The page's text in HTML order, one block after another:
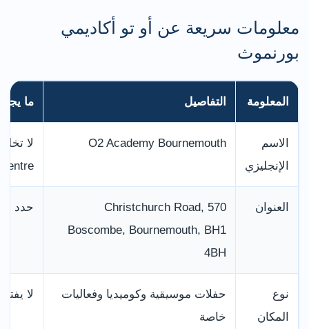
معلومات سريعة عن أو تو أكاديمي
بورنموث
المعلومة التفاصيل ما يجب
الاسم
الإنجليزي
O2 Academy Bournemouth
Centre أو Pavilion Theatre.
العنوان
570 Christchurch Road,
Boscombe, Bournemouth, BH1
4BH
حدد
نوع
المكان
حفلات موسيقية وكوميديا وفعاليات
خاصة
لا